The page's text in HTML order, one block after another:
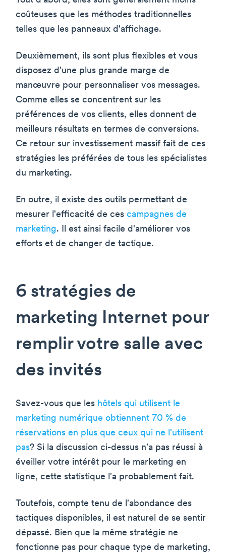
coûteuses que les méthodes traditionnelles
telles que les panneaux d'affichage.
Deuxièmement, ils sont plus flexibles et vous
disposez d'une plus grande marge de
manœuvre pour personnaliser vos messages.
Comme elles se concentrent sur les
préférences de vos clients, elles donnent de
meilleurs résultats en termes de conversions.
Ce retour sur investissement massif fait de ces
stratégies les préférées de tous les spécialistes
du marketing.
En outre, il existe des outils permettant de
mesurer l'efficacité de ces campagnes de
marketing. Il est ainsi facile d'améliorer vos
efforts et de changer de tactique.
6 stratégies de
marketing Internet pour
remplir votre salle avec
des invités
Savez-vous que les hôtels qui utilisent le
marketing numérique obtiennent 70 % de
réservations en plus que ceux qui ne l'utilisent
pas? Si la discussion ci-dessus n'a pas réussi à
éveiller votre intérêt pour le marketing en
ligne, cette statistique l'a probablement fait.
Toutefois, compte tenu de l'abondance des
tactiques disponibles, il est naturel de se sentir
dépassé. Bien que la même stratégie ne
fonctionne pas pour chaque type de marketing,